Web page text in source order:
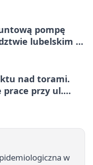
pompę
lubelskim -
nad torami.
prace przy ul.
w